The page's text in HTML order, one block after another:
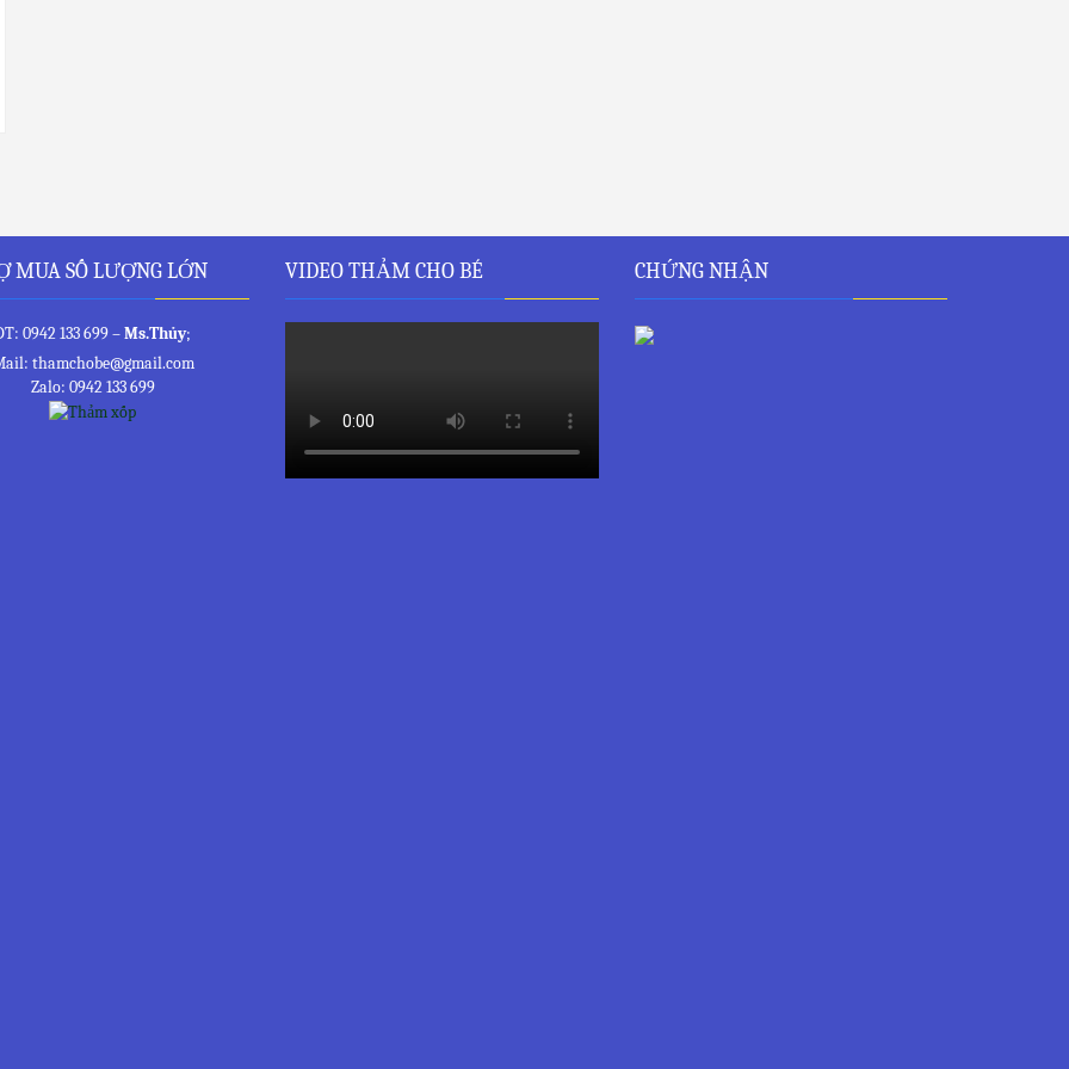
MUA SỐ LƯỢNG LỚN
0942 133 699 –Ms.Thủy;
thamchobe@gmail.com
Zalo: 0942 133 699
VIDEO THẢM CHO BÉ CHỨNG NHẬN